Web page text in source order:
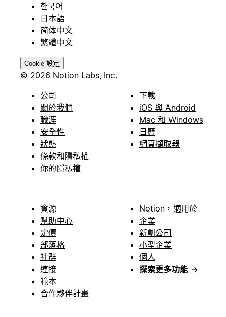
한국어
日本語
简体中文
繁體中文
Cookie 設定
© 2026 Notion Labs, Inc.
公司
關於我們
職涯
安全性
狀態
條款和隱私權
你的隱私權
下載
iOS 與 Android
Mac 和 Windows
日曆
網頁擷取器
資源
幫助中心
定價
部落格
社群
連接
範本
合作夥伴計畫
Notion，適用於
企業
新創公司
小型企業
個人
探索更多功能 →